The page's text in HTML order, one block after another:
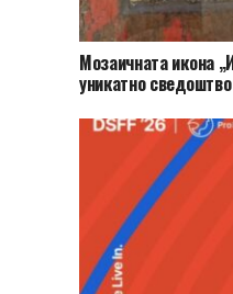
Мозаичната икона
уникатно